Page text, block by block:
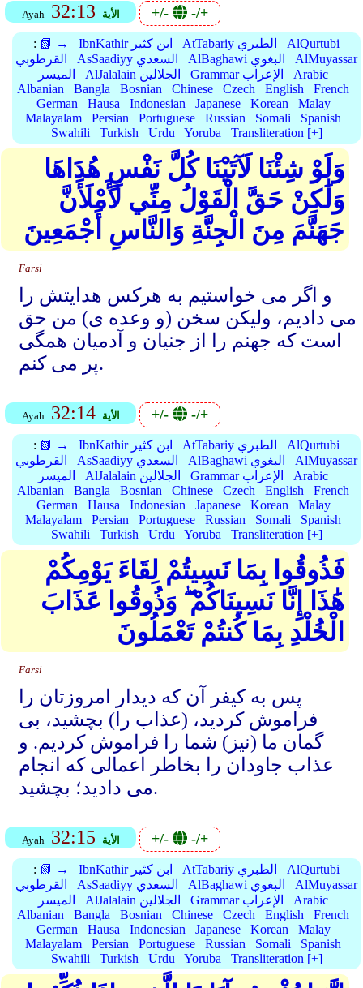
Ayah 32:13 الأية +/- -/+
: 📗 → IbnKathir ابن كثير AtTabariy الطبري
AlQurtubi
القرطوبي
AsSaadiyy السعدي AlBaghawi البغوي
AlMuyassar
الميسر
AlJalalain الجلالين Grammar الإعراب
Arabic
Albanian
Bangla Bosnian Chinese Czech English
French
German
Hausa Indonesian Japanese Korean
Malay
Malayalam
Persian Portuguese Russian Somali
Spanish
Swahili
Turkish Urdu Yoruba Transliteration [+]
وَلَوْ شِئْنَا لَآتَيْنَا كُلَّ نَفْسٍ هُدَاهَا
وَلَٰكِنْ حَقَّ الْقَوْلُ مِنِّي لَأَمْلَأَنَّ
جَهَنَّمَ مِنَ الْجِنَّةِ وَالنَّاسِ أَجْمَعِينَ
Farsi
و اگر می خواستیم به هرکس هدایتش را
می دادیم، ولیکن سخن (و وعده ی) من حق
است که جهنم را از جنیان و آدمیان همگی
پر می کنم.
Ayah 32:14 الأية +/- -/+
: 📗 → IbnKathir ابن كثير AtTabariy الطبري
AlQurtubi
القرطوبي
AsSaadiyy السعدي AlBaghawi البغوي
AlMuyassar
الميسر
AlJalalain الجلالين Grammar الإعراب
Arabic
Albanian
Bangla Bosnian Chinese Czech English
French
German
Hausa Indonesian Japanese Korean
Malay
Malayalam
Persian Portuguese Russian Somali
Spanish
Swahili
Turkish Urdu Yoruba Transliteration [+]
فَذُوقُوا بِمَا نَسِيتُمْ لِقَاءَ يَوْمِكُمْ
هَٰذَا إِنَّا نَسِينَاكُمْ ۖ وَذُوقُوا عَذَابَ
الْخُلْدِ بِمَا كُنتُمْ تَعْمَلُونَ
Farsi
پس به کیفر آن که دیدار امروزتان را
فراموش کردید، (عذاب را) بچشید، بی
گمان ما (نیز) شما را فراموش کردیم. و
عذاب جاودان را بخاطر اعمالی که انجام
می دادید؛ بچشید.
Ayah 32:15 الأية +/- -/+
: 📗 → IbnKathir ابن كثير AtTabariy الطبري
AlQurtubi
القرطوبي
AsSaadiyy السعدي AlBaghawi البغوي
AlMuyassar
الميسر
AlJalalain الجلالين Grammar الإعراب
Arabic
Albanian
Bangla Bosnian Chinese Czech English
French
German
Hausa Indonesian Japanese Korean
Malay
Malayalam
Persian Portuguese Russian Somali
Spanish
Swahili
Turkish Urdu Yoruba Transliteration [+]